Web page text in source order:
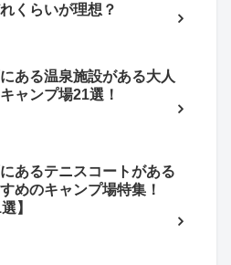
くらいが理想？
ある温泉施設がある大人
ャンプ場21選！
あるテニスコートがある
めのキャンプ場特集！
】